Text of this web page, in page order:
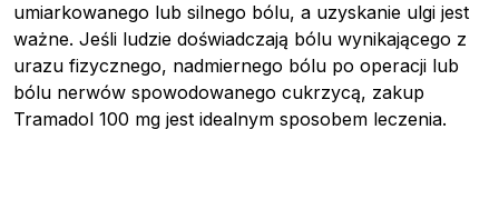
umiarkowanego lub silnego bólu, a uzyskanie ulgi jest
ważne. Jeśli ludzie doświadczają bólu wynikającego z
urazu fizycznego, nadmiernego bólu po operacji lub
bólu nerwów spowodowanego cukrzycą, zakup
Tramadol 100 mg jest idealnym sposobem leczenia.